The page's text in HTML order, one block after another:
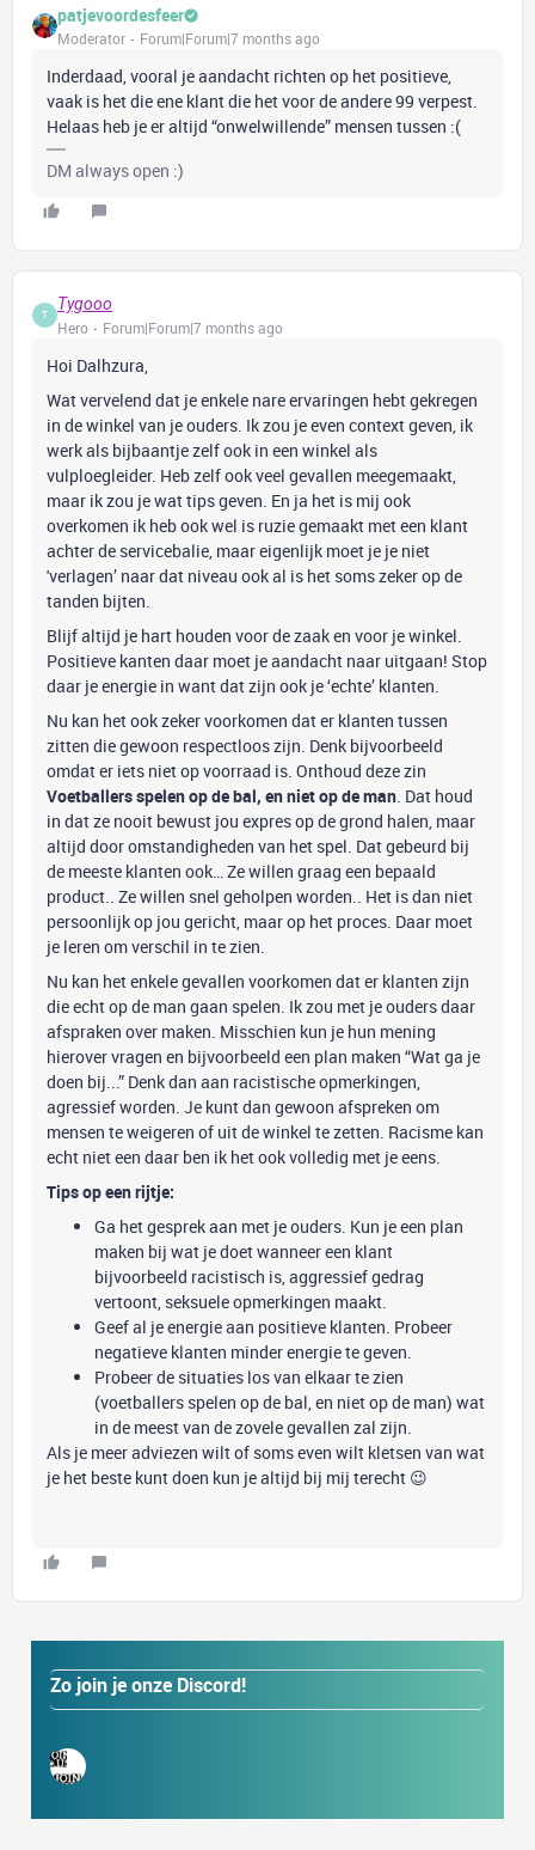
patjevoordesfeer
Moderator Forum|Forum|7 months ago
Inderdaad, vooral je aandacht richten op het positieve,
vaak is het die ene klant die het voor de andere 99 verpest.
Helaas heb je er altijd “onwelwillende” mensen tussen :(
DM always open :)
T
Tygooo
Hero
Forum|Forum|7 months ago
Hoi Dalhzura,
Wat vervelend dat je enkele nare ervaringen hebt gekregen
in de winkel van je ouders. Ik zou je even context geven, ik
werk als bijbaantje zelf ook in een winkel als
vulploegleider. Heb zelf ook veel gevallen meegemaakt,
maar ik zou je wat tips geven. En ja het is mij ook
overkomen ik heb ook wel is ruzie gemaakt met een klant
achter de servicebalie, maar eigenlijk moet je je niet
'verlagen’ naar dat niveau ook al is het soms zeker op de
tanden bijten.
Blijf altijd je hart houden voor de zaak en voor je winkel.
Positieve kanten daar moet je aandacht naar uitgaan! Stop
daar je energie in want dat zijn ook je ‘echte’ klanten.
Nu kan het ook zeker voorkomen dat er klanten tussen
zitten die gewoon respectloos zijn. Denk bijvoorbeeld
omdat er iets niet op voorraad is. Onthoud deze zin
Voetballers spelen op de bal, en niet op de man. Dat houd
in dat ze nooit bewust jou expres op de grond halen, maar
altijd door omstandigheden van het spel. Dat gebeurd bij
de meeste klanten ook… Ze willen graag een bepaald
product.. Ze willen snel geholpen worden.. Het is dan niet
persoonlijk op jou gericht, maar op het proces. Daar moet
je leren om verschil in te zien.
Nu kan het enkele gevallen voorkomen dat er klanten zijn
die echt op de man gaan spelen. Ik zou met je ouders daar
afspraken over maken. Misschien kun je hun mening
hierover vragen en bijvoorbeeld een plan maken “Wat ga je
doen bij...” Denk dan aan racistische opmerkingen,
agressief worden. Je kunt dan gewoon afspreken om
mensen te weigeren of uit de winkel te zetten. Racisme kan
echt niet een daar ben ik het ook volledig met je eens.
Tips op een rijtje:
Ga het gesprek aan met je ouders. Kun je een plan
maken bij wat je doet wanneer een klant
bijvoorbeeld racistisch is, aggressief gedrag
vertoont, seksuele opmerkingen maakt.
Geef al je energie aan positieve klanten. Probeer
negatieve klanten minder energie te geven.
Probeer de situaties los van elkaar te zien
(voetballers spelen op de bal, en niet op de man) wat
in de meest van de zovele gevallen zal zijn.
Als je meer adviezen wilt of soms even wilt kletsen van wat
je het beste kunt doen kun je altijd bij mij terecht 😉
Zo join je onze Discord!